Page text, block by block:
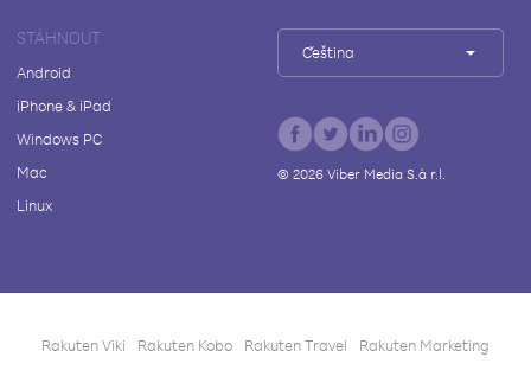
STÁHNOUT
Android
iPhone & iPad
Windows PC
Mac
Linux
Čeština
© 2026Viber Media S.à r.l.
Rakuten Viki Rakuten Kobo Rakuten Travel Rakuten Marketing